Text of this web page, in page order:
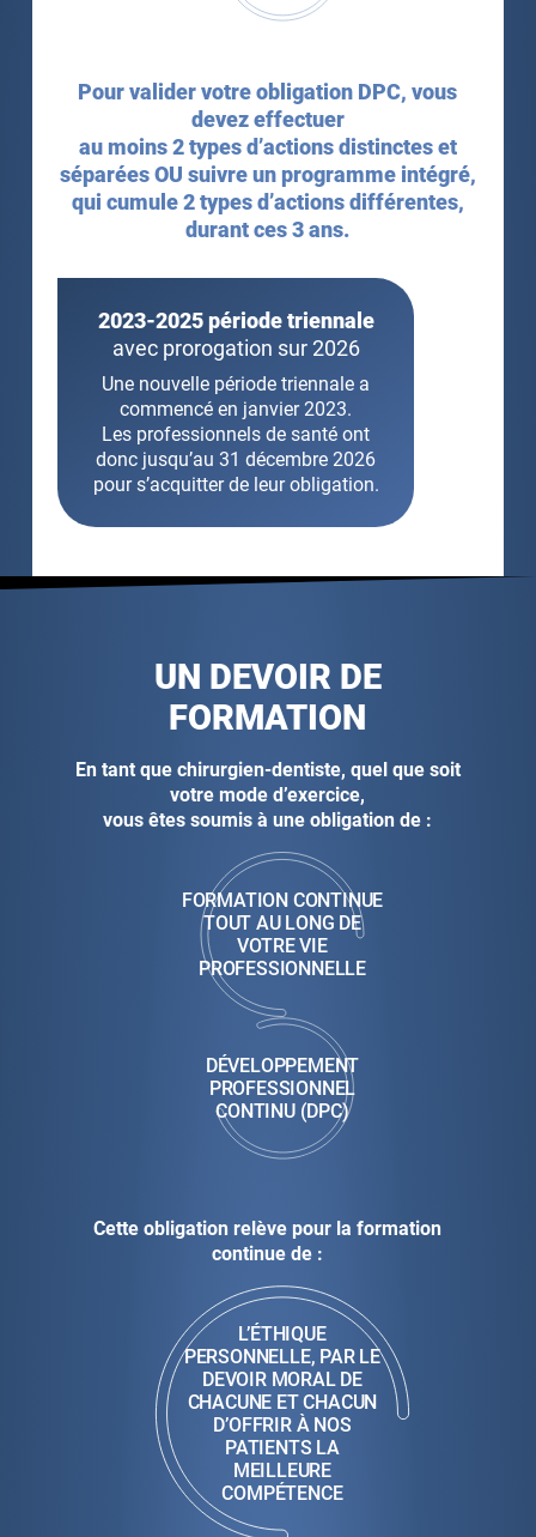
Pour valider votre obligation DPC, vous
devez effectuer
au moins 2 types d’actions distinctes et
séparées OU suivre un programme intégré,
qui cumule 2 types d’actions différentes,
durant ces 3 ans.
2023-2025 période triennale
avec prorogation sur 2026
Une nouvelle période triennale a
commencé en janvier 2023.
Les professionnels de santé ont
donc jusqu’au 31 décembre 2026
pour s’acquitter de leur obligation.
UN DEVOIR DE
FORMATION
En tant que chirurgien-dentiste, quel que soit
votre mode d’exercice,
vous êtes soumis à une obligation de :
FORMATION CONTINUE
TOUT AU LONG DE
VOTRE VIE
PROFESSIONNELLE
DÉVELOPPEMENT
PROFESSIONNEL
CONTINU (DPC)
Cette obligation relève pour la formation
continue de :
L’ÉTHIQUE
PERSONNELLE, PAR LE
DEVOIR MORAL DE
CHACUNE ET CHACUN
D’OFFRIR À NOS
PATIENTS LA
MEILLEURE
COMPÉTENCE